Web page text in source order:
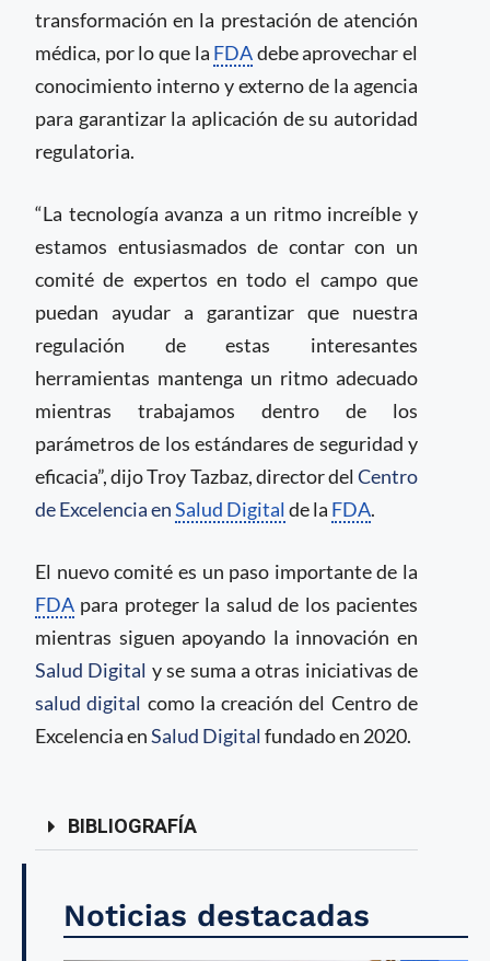
transformación en la prestación de atención
médica, por lo que la FDAdebe aprovechar el
conocimiento interno y externo de la agencia
para garantizar la aplicación de su autoridad
regulatoria.
“La tecnología avanza a un ritmo increíble y
estamos entusiasmados de contar con un
comité de expertos en todo el campo que
puedan ayudar a garantizar que nuestra
regulación de estas interesantes
herramientas mantenga un ritmo adecuado
mientras trabajamos dentro de los
parámetros de los estándares de seguridad y
eficacia”, dijo Troy Tazbaz, director del Centro
de Excelencia enSalud Digital de la FDA.
El nuevo comité es un paso importante de la
FDA para proteger la salud de los pacientes
mientras siguen apoyando la innovación en
Salud Digital y se suma a otras iniciativas de
salud digital como la creación del Centro de
Excelencia enSalud Digital fundado en 2020.
BIBLIOGRAFÍA
Noticias destacadas